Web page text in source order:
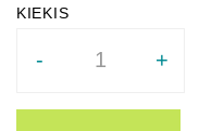
- +